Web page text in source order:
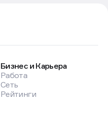
Бизнес и Карьера
Работа
Сеть
Рейтинги